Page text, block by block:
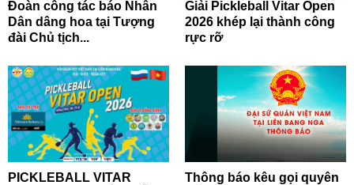
Đoàn công tác báo Nhân
Dân dâng hoa tại Tượng
đài Chủ tịch...
Giải Pickleball Vitar Open
2026 khép lại thành công
rực rỡ
PICKLEBALL VITAR
Thông báo kêu gọi quyên